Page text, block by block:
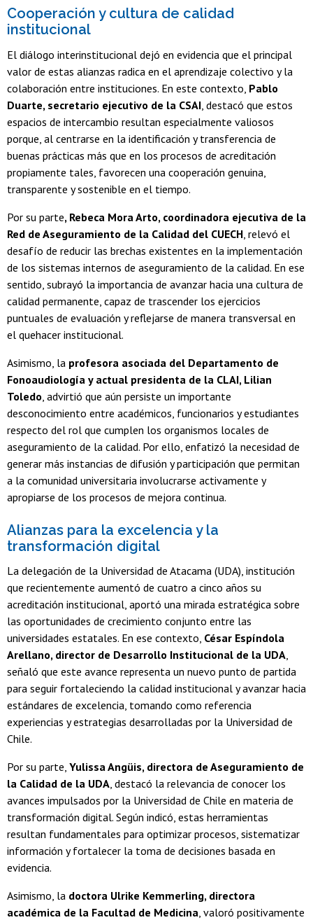
Cooperación y cultura de calidad
institucional
El diálogo interinstitucional dejó en evidencia que el principal
valor de estas alianzas radica en el aprendizaje colectivo y la
colaboración entre instituciones. En este contexto, Pablo
Duarte, secretario ejecutivo de la CSAI , destacó que estos
espacios de intercambio resultan especialmente valiosos
porque, al centrarse en la identificación y transferencia de
buenas prácticas más que en los procesos de acreditación
propiamente tales, favorecen una cooperación genuina,
transparente y sostenible en el tiempo.
Por su parte, Rebeca Mora Arto, coordinadora ejecutiva de la
Red de Aseguramiento de la Calidad del CUECH , relevó el
desafío de reducir las brechas existentes en la implementación
de los sistemas internos de aseguramiento de la calidad. En ese
sentido, subrayó la importancia de avanzar hacia una cultura de
calidad permanente, capaz de trascender los ejercicios
puntuales de evaluación y reflejarse de manera transversal en
el quehacer institucional.
Asimismo, la profesora asociada del Departamento de
Fonoaudiología y actual presidenta de la CLAI, Lilian
Toledo , advirtió que aún persiste un importante
desconocimiento entre académicos, funcionarios y estudiantes
respecto del rol que cumplen los organismos locales de
aseguramiento de la calidad. Por ello, enfatizó la necesidad de
generar más instancias de difusión y participación que permitan
a la comunidad universitaria involucrarse activamente y
apropiarse de los procesos de mejora continua.
Alianzas para la excelencia y la
transformación digital
La delegación de la Universidad de Atacama (UDA), institución
que recientemente aumentó de cuatro a cinco años su
acreditación institucional, aportó una mirada estratégica sobre
las oportunidades de crecimiento conjunto entre las
universidades estatales. En ese contexto, César Espíndola
Arellano, director de Desarrollo Institucional de la UDA,
señaló que este avance representa un nuevo punto de partida
para seguir fortaleciendo la calidad institucional y avanzar hacia
estándares de excelencia, tomando como referencia
experiencias y estrategias desarrolladas por la Universidad de
Chile.
Por su parte, Yulissa Angüis, directora de Aseguramiento de
la Calidad de la UDA, destacó la relevancia de conocer los
avances impulsados por la Universidad de Chile en materia de
transformación digital. Según indicó, estas herramientas
resultan fundamentales para optimizar procesos, sistematizar
información y fortalecer la toma de decisiones basada en
evidencia.
Asimismo, la doctora Ulrike Kemmerling, directora
académica de la Facultad de Medicina, valoró positivamente